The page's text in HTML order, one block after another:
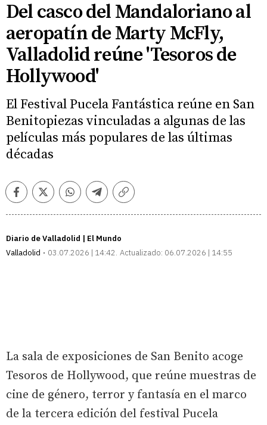
Del casco del Mandaloriano al
aeropatín de Marty McFly,
Valladolid reúne 'Tesoros de
Hollywood'
El Festival Pucela Fantástica reúne en San
Benitopiezas vinculadas a algunas de las
películas más populares de las últimas
décadas
FacebookTwitterWhatsappTelegramCopiar
Diario de Valladolid | El Mundo
Valladolid
03.07.2026 | 14:42 Actualizado: 06.07.2026 | 14:55
La sala de exposiciones de San Benito acoge
Tesoros de Hollywood, que reúne muestras de
cine de género, terror y fantasía en el marco
de la tercera edición del festival Pucela